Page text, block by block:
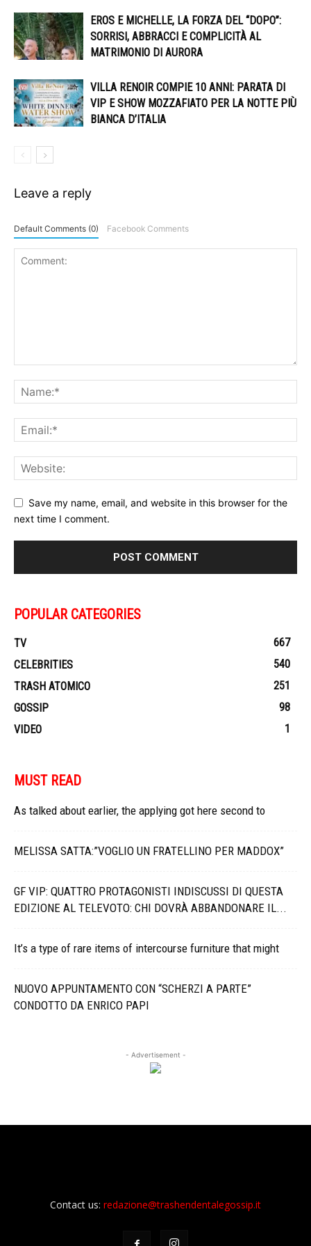
EROS E MICHELLE, LA FORZA DEL “DOPO”:
SORRISI, ABBRACCI E COMPLICITÀ AL
MATRIMONIO DI AURORA
VILLA RENOIR COMPIE 10 ANNI: PARATA DI
VIP E SHOW MOZZAFIATO PER LA NOTTE PIÙ
BIANCA D’ITALIA
Leave a reply
Default Comments (0) Facebook Comments
Save my name, email, and website in this browser for the
next time I comment.
POPULAR CATEGORIES
TV
667
CELEBRITIES
540
TRASH ATOMICO
251
GOSSIP
98
VIDEO
1
MUST READ
As talked about earlier, the applying got here second to
MELISSA SATTA:”VOGLIO UN FRATELLINO PER MADDOX”
GF VIP: QUATTRO PROTAGONISTI INDISCUSSI DI QUESTA
EDIZIONE AL TELEVOTO: CHI DOVRÀ ABBANDONARE IL...
It’s a type of rare items of intercourse furniture that might
NUOVO APPUNTAMENTO CON “SCHERZI A PARTE”
CONDOTTO DA ENRICO PAPI
- Advertisement -
Contact us: redazione@trashendentalegossip.it